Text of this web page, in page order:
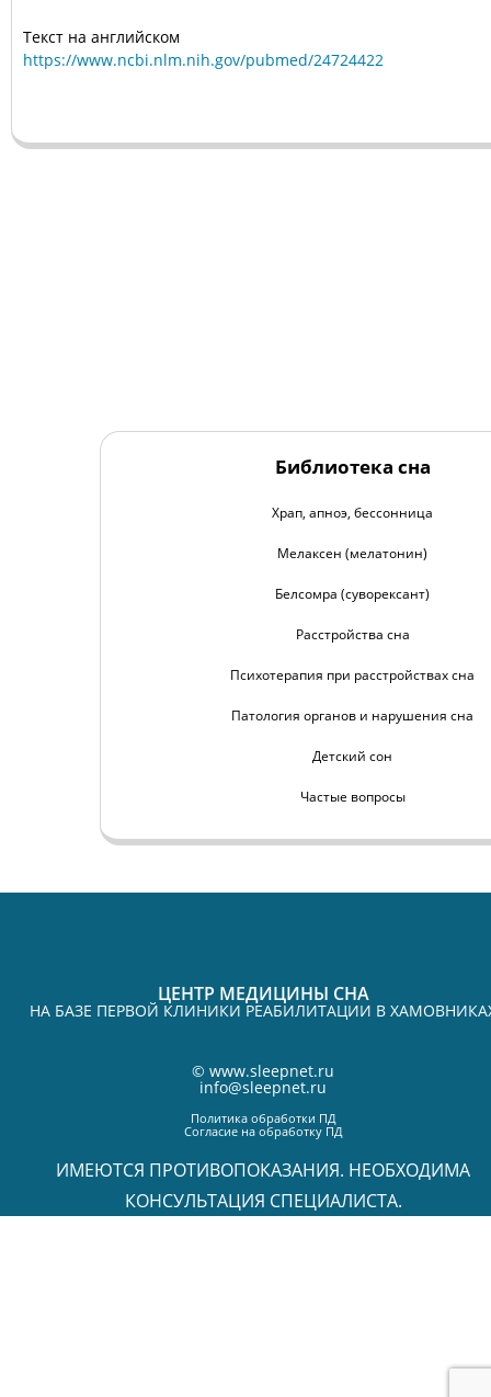
Текст на английском
https://www.ncbi.nlm.nih.gov/pubmed/24724422
Библиотека сна
Храп, апноэ, бессонница
Мелаксен (мелатонин)
Белсомра (суворексант)
Расстройства сна
Психотерапия при расстройствах сна
Патология органов и нарушения сна
Детский сон
Частые вопросы
ЦЕНТР МЕДИЦИНЫ СНА
НА БАЗЕ ПЕРВОЙ КЛИНИКИ РЕАБИЛИТАЦИИ В
© www.sleepnet.ru
info@sleepnet.ru
Политика обработки ПД
Согласие на обработку ПД
ИМЕЮТСЯ ПРОТИВОПОКАЗАНИЯ. НЕОБХОДИМА
КОНСУЛЬТАЦИЯ СПЕЦИАЛИСТА.